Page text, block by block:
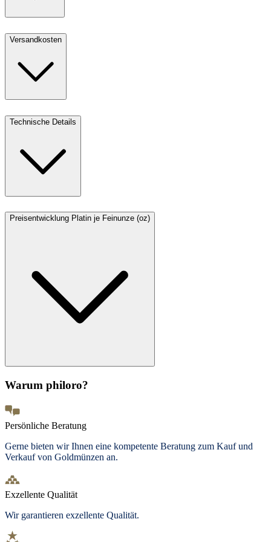
Versandkosten
Technische Details
Preisentwicklung Platin je Feinunze (oz)
Warum philoro?
Persönliche Beratung
Gerne bieten wir Ihnen eine kompetente Beratung zum Kauf und
Verkauf von Goldmünzen an.
Exzellente Qualität
Wir garantieren exzellente Qualität.